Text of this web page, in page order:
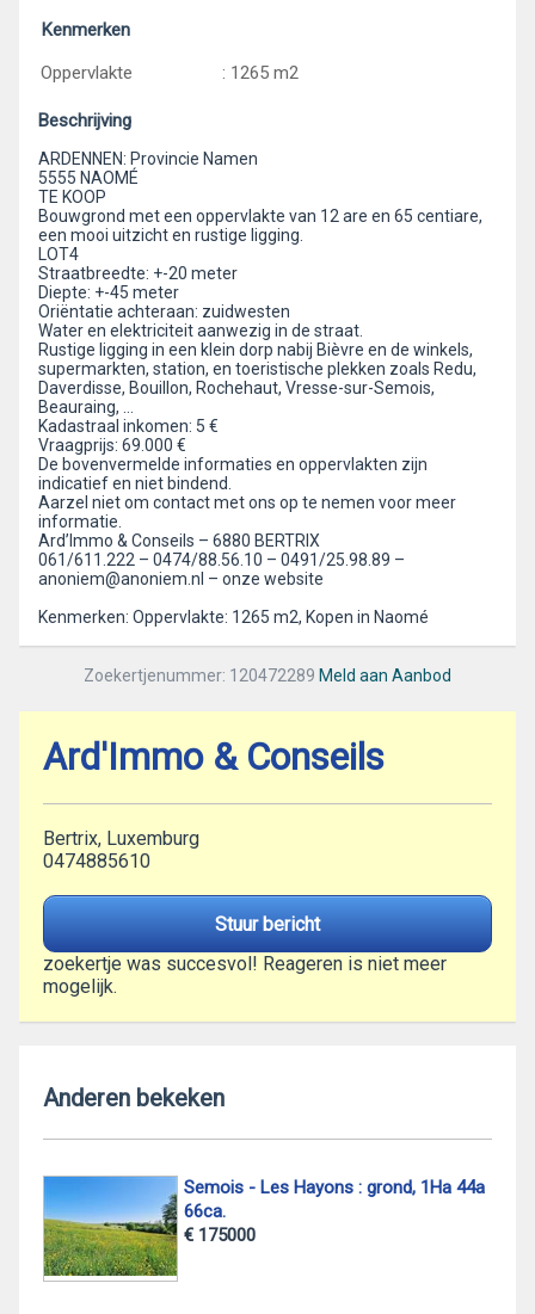
Kenmerken
Oppervlakte
: 1265 m2
Beschrijving
ARDENNEN: Provincie Namen
5555 NAOMÉ
TE KOOP
Bouwgrond met een oppervlakte van 12 are en 65 centiare,
een mooi uitzicht en rustige ligging.
LOT4
Straatbreedte: +-20 meter
Diepte: +-45 meter
Oriëntatie achteraan: zuidwesten
Water en elektriciteit aanwezig in de straat.
Rustige ligging in een klein dorp nabij Bièvre en de winkels,
supermarkten, station, en toeristische plekken zoals Redu,
Daverdisse, Bouillon, Rochehaut, Vresse-sur-Semois,
Beauraing, …
Kadastraal inkomen: 5 €
Vraagprijs: 69.000 €
De bovenvermelde informaties en oppervlakten zijn
indicatief en niet bindend.
Aarzel niet om contact met ons op te nemen voor meer
informatie.
Ard’Immo & Conseils – 6880 BERTRIX
061/611.222 – 0474/88.56.10 – 0491/25.98.89 –
anoniem@anoniem.nl – onze website
Kenmerken: Oppervlakte: 1265 m2, Kopen in Naomé
Zoekertjenummer: 120472289 Meld aan Aanbod
Ard'Immo & Conseils
Bertrix, Luxemburg
0474885610
Stuur bericht
zoekertje was succesvol! Reageren is niet meer
mogelijk.
Anderen bekeken
Semois - Les Hayons : grond, 1Ha 44a
66ca.
€ 175000